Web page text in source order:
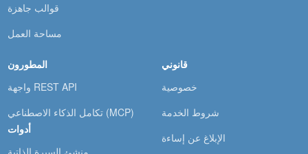
قوالب جاهزة
مساحة العمل
المطورون
واجهة REST API
تكامل الذكاء الاصطناعي (MCP)
أدوات
قانوني
خصوصية
شروط الخدمة
الإبلاغ عن إساءة